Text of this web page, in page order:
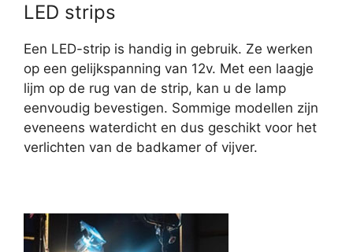
LED strips
Een LED-strip is handig in gebruik. Ze werken
op een gelijkspanning van 12v. Met een laagje
lijm op de rug van de strip, kan u de lamp
eenvoudig bevestigen. Sommige modellen zijn
eveneens waterdicht en dus geschikt voor het
verlichten van de badkamer of vijver.